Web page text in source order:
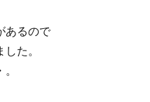
あるので
た。